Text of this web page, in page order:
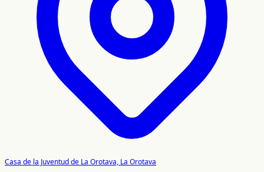
Casa de la Juventud de La Orotava, La Orotava